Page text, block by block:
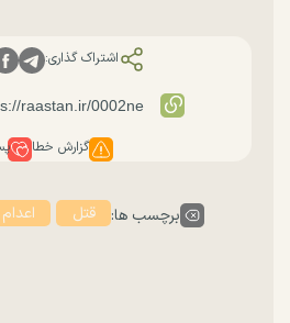
اشتراک گذاری:
گزارش خطا
برچسب ها: قتل اعدام